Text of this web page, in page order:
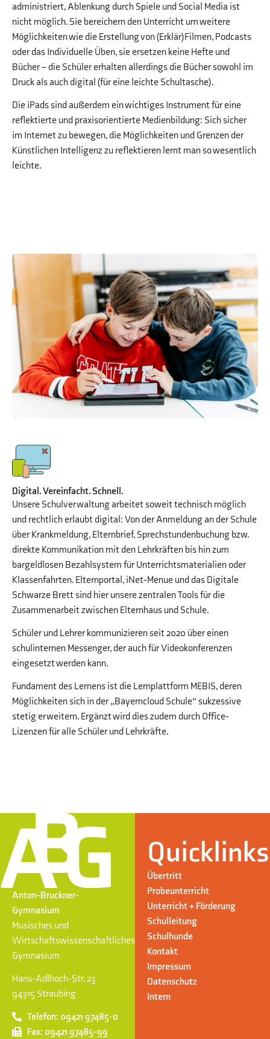
administriert, Ablenkung durch Spiele und Social Media ist
nicht möglich. Sie bereichern den Unterricht um weitere
Möglichkeiten wie die Erstellung von (Erklär)Filmen, Podcasts
oder das Individuelle Üben, sie ersetzen keine Hefte und
Bücher – die Schüler erhalten allerdings die Bücher sowohl im
Druck als auch digital (für eine leichte Schultasche).
Die iPads sind außerdem ein wichtiges Instrument für eine
reflektierte und praxisorientierte Medienbildung: Sich sicher
im Internet zu bewegen, die Möglichkeiten und Grenzen der
Künstlichen Intelligenz zu reflektieren lernt man so wesentlich
leichte.
Digital. Vereinfacht. Schnell.
Unsere Schulverwaltung arbeitet soweit technisch möglich
und rechtlich erlaubt digital: Von der Anmeldung an der Schule
über Krankmeldung, Elternbrief, Sprechstundenbuchung bzw.
direkte Kommunikation mit den Lehrkräften bis hin zum
bargeldlosen Bezahlsystem für Unterrichtsmaterialien oder
Klassenfahrten. Elternportal, iNet-Menue und das Digitale
Schwarze Brett sind hier unsere zentralen Tools für die
Zusammenarbeit zwischen Elternhaus und Schule.
Schüler und Lehrer kommunizieren seit 2020 über einen
schulinternen Messenger, der auch für Videokonferenzen
eingesetzt werden kann.
Fundament des Lernens ist die Lernplattform MEBIS, deren
Möglichkeiten sich in der „Bayerncloud Schule“ sukzessive
stetig erweitern. Ergänzt wird dies zudem durch Office-
Lizenzen für alle Schüler und Lehrkräfte.
Anton-Bruckner-
Gymnasium
Musisches und
Wirtschaftswissenschaftliches
Gymnasium
Hans-Adlhoch-Str. 23
94315 Straubing
Telefon: 09421 97485-0
Fax: 09421 97485-99
Quicklinks
Übertritt
Probeunterricht
Unterricht + Förderung
Schulleitung
Schulhunde
Kontakt
Impressum
Datenschutz
Intern